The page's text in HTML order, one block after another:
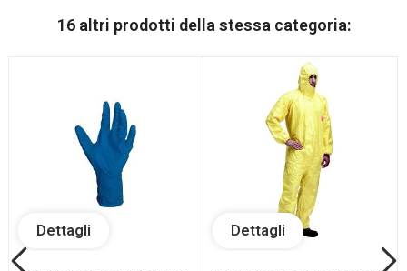
16 altri prodotti della stessa categoria:
Dettagli Dettagli